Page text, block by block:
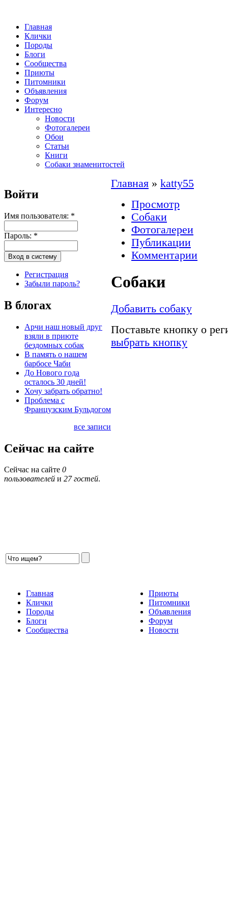
Главная
Клички
Породы
Блоги
Сообщества
Приюты
Питомники
Объявления
Форум
Интересно
Новости
Фотогалереи
Обои
Статьи
Книги
Собаки знаменитостей
Войти
Имя пользователя: *
Пароль: *
Регистрация
Забыли пароль?
В блогах
Арчи наш новый друг
взяли в приюте
бездомных собак
В память о нашем
барбосе Чаби
До Нового года
осталось 30 дней!
Хочу забрать обратно!
Проблема с
Французским Бульдогом
все записи
Сейчас на сайте
Сейчас на сайте 0
пользователей и 27 гостей.
Главная » katty55
Просмотр
Собаки
Фотогалереи
Публикации
Комментарии
Собаки
Добавить собаку
Поставьте кнопку о
выбрать кнопку
Главная
Клички
Породы
Блоги
Сообщества
Приюты
Питомники
Объявления
Форум
Новости